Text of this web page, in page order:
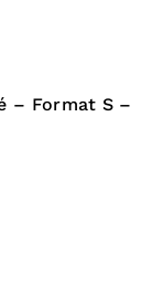
– Format S –